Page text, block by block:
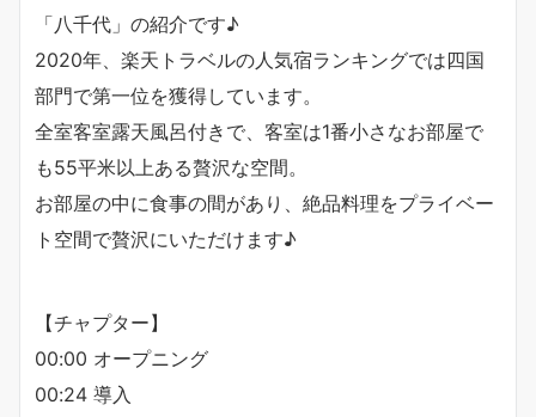
「八千代」の紹介です♪
2020年、楽天トラベルの人気宿ランキングでは四国
部門で第一位を獲得しています。
全室客室露天風呂付きで、客室は1番小さなお部屋で
も55平米以上ある贅沢な空間。
お部屋の中に食事の間があり、絶品料理をプライベー
ト空間で贅沢にいただけます♪
【チャプター】
00:00 オープニング
00:24 導入